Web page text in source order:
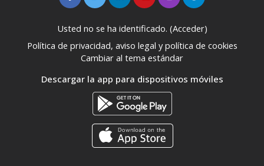
Usted no se ha identificado. (Acceder)
Política de privacidad, aviso legal y política de cookies
Cambiar al tema estándar
Descargar la app para dispositivos móviles